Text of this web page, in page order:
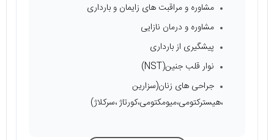
مشاوره و مراقبت های زایمان و بارداری
مشاوره و درمان نازایی
پیشگیری از بارداری
نوار قلب جنین(NST)
جراحی های زنان(سزارین
،هیسترکتومی،میومکتومی،کورتاژ ،سرکلاژ)